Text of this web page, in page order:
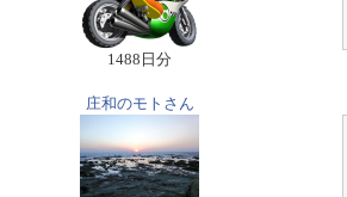
1488日分
庄和のモトさん